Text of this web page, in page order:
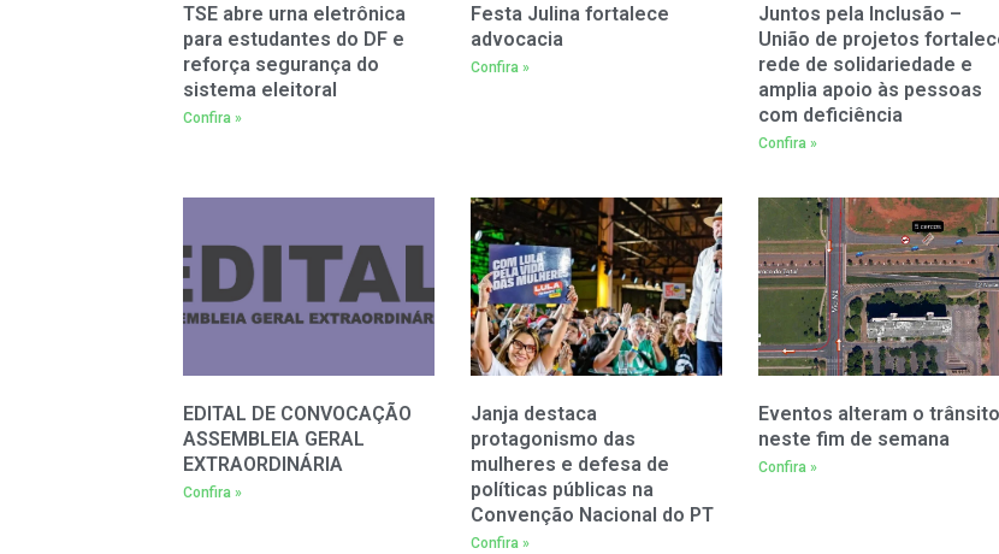
TSE abre urna eletrônica
para estudantes do DF e
reforça segurança do
sistema eleitoral
Confira »
Festa Julina fortalece
advocacia
Confira »
Juntos pela Inclusão –
União de projetos
rede de solidariedade e
amplia apoio às pessoas
com deficiência
Confira »
EDITAL DE CONVOCAÇÃO
ASSEMBLEIA GERAL
EXTRAORDINÁRIA
Confira »
Janja destaca
protagonismo das
mulheres e defesa de
políticas públicas na
Convenção Nacional do PT
Confira »
Eventos alteram o trânsito
neste fim de semana
Confira »